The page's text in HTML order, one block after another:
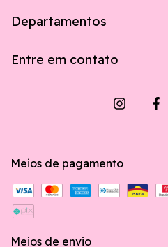
Departamentos
Entre em contato
Meios de pagamento
Meios de envio